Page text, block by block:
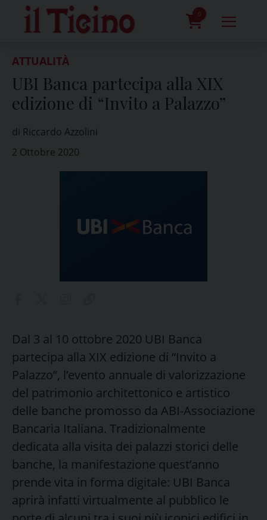
content
0
ATTUALITÀ
UBI Banca partecipa alla XIX
edizione di “Invito a Palazzo”
di Riccardo Azzolini
2 Ottobre 2020
Dal 3 al 10 ottobre 2020 UBI Banca
partecipa alla XIX edizione di “Invito a
Palazzo”, l’evento annuale di valorizzazione
del patrimonio architettonico e artistico
delle banche promosso da ABI-Associazione
Bancaria Italiana. Tradizionalmente
dedicata alla visita dei palazzi storici delle
banche, la manifestazione quest’anno
prende vita in forma digitale: UBI Banca
aprirà infatti virtualmente al pubblico le